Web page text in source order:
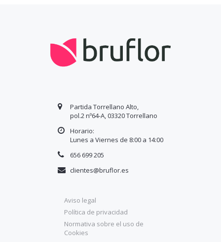
Aviso legal
Política de privacidad
Normativa sobre el uso de
Cookies
Partida Torrellano Alto,
pol.2 nº64-A, 03320 Torrellano
Horario:
Lunes a Viernes de 8:00 a 14:00
656 699 205
clientes@bruflor.es